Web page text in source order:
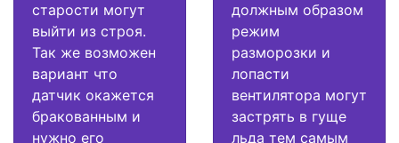
старости могут
выйти из строя.
Так же возможен
вариант что
датчик окажется
бракованным и
нужно его
должным образом
режим
разморозки и
лопасти
вентилятора могут
застрять в гуще
льда тем самым